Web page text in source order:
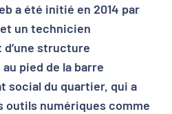
a été initié en 2014 par
un technicien
d’une structure
pied de la barre
social du quartier, qui a
outils numériques comme